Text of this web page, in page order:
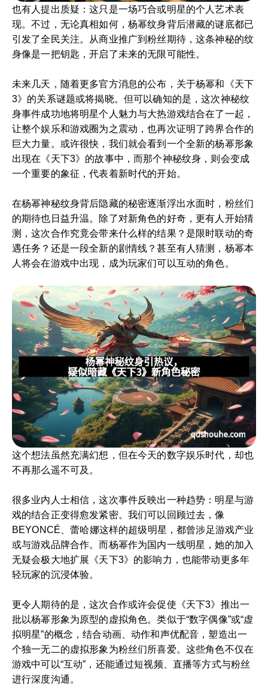
也有人提出质疑：这只是一场巧合或明星的个人艺术表
现。不过，无论真相如何，杨幂纹身背后潜藏的谜底都已
引发了全民关注。从商业推广到粉丝期待，这条神秘的纹
身像是一把钥匙，开启了未来的无限可能性。
未来几天，随着更多官方消息的公布，关于杨幂和《天下
3》的关系谜题或将揭晓。但可以确知的是，这次神秘纹
身事件成功地将明星个人魅力与大热游戏结合在了一起，
让整个娱乐和游戏圈为之震动，也再次证明了跨界合作的
巨大力量。或许很快，我们就会看到一个全新的杨幂形象
出现在《天下3》的故事中，而那个神秘纹身，则会变成
一个重要的象征，代表着新时代的开始。
在杨幂神秘纹身背后隐藏的秘密逐渐浮出水面时，粉丝们
的期待也日益升温。除了对新角色的好奇，更有人开始猜
测，这次合作究竟会带来什么样的结果？是限时联动的奇
遇任务？还是一段全新的剧情线？甚至有人猜测，杨幂本
人将会在游戏中出现，成为玩家们可以互动的角色。
这个想法虽然充满幻想，但在今天的数字娱乐时代，却也
不再那么遥不可及。
很多业内人士相信，这次事件反映出一种趋势：明星与游
戏的结合正变得愈发紧密。我们可以回顾过去，像
BEYONCÉ、蕾哈娜这样的超级明星，都曾涉足游戏产业
或与游戏品牌合作。而杨幂作为国内一线明星，她的加入
无疑会极大地扩展《天下3》的影响力，也能带动更多年
轻玩家的沉浸体验。
更令人期待的是，这次合作或许会促使《天下3》推出一
批以杨幂形象为原型的虚拟角色。类似于“数字偶像”或“虚
拟明星”的概念，结合动画、动作和声优配音，塑造出一
个独一无二的虚拟形象为粉丝们所喜爱。这些角色不仅在
游戏中可以“互动”，还能通过短视频、直播等方式与粉丝
进行深度沟通。